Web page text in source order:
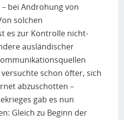
bei Androhung von
solchen
es zur Kontrolle nicht-
ausländischer
schon öfter, sich
abzuschotten –
gab es nun
Gleich zu Beginn der